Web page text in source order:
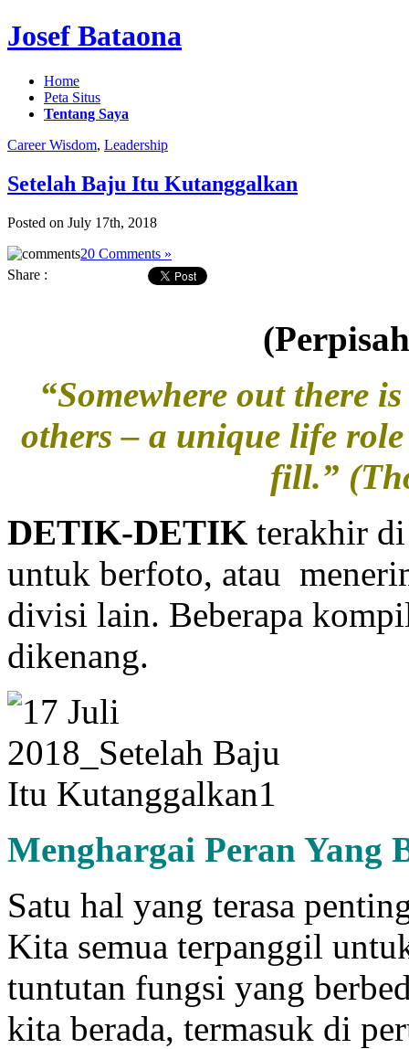
Josef Bataona
Home
Peta Situs
Tentang Saya
Career Wisdom, Leadership
Setelah Baju Itu Kutanggalkan
Posted on July 17th, 2018
20 Comments »
Share :
“Somewhere out there
others – a unique life
fill.”
DETIK-DETIK terakhir di
untuk berfoto, atau
divisi lain. Beberapa
dikenang.
Menghargai Peran Yang
Satu hal yang terasa
Kita semua terpanggil
tuntutan fungsi yang
kita berada, termasuk di